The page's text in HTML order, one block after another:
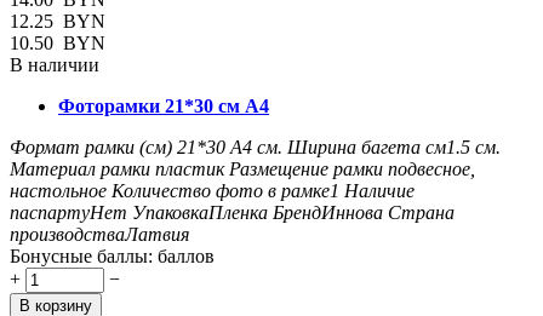
12.25 BYN
10.50 BYN
В наличии
Фоторамки 21*30 см А4
Формат рамки (см) 21*30 А4 см. Ширина багета см1.5 см.
Материал рамки пластик Размещение рамки подвесное,
настольное Количество фото в рамке1 Наличие
паспартуНет УпаковкаПленка БрендИннова Страна
производстваЛатвия
Бонусные баллы: баллов
+
−
В корзину